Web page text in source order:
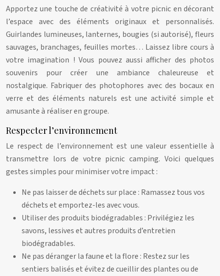
Apportez une touche de créativité à votre picnic en décorant
l’espace avec des éléments originaux et personnalisés.
Guirlandes lumineuses, lanternes, bougies (si autorisé), fleurs
sauvages, branchages, feuilles mortes… Laissez libre cours à
votre imagination ! Vous pouvez aussi afficher des photos
souvenirs pour créer une ambiance chaleureuse et
nostalgique. Fabriquer des photophores avec des bocaux en
verre et des éléments naturels est une activité simple et
amusante à réaliser en groupe.
Respecter l’environnement
Le respect de l’environnement est une valeur essentielle à
transmettre lors de votre picnic camping. Voici quelques
gestes simples pour minimiser votre impact :
Ne pas laisser de déchets sur place : Ramassez tous vos
déchets et emportez-les avec vous.
Utiliser des produits biodégradables : Privilégiez les
savons, lessives et autres produits d’entretien
biodégradables.
Ne pas déranger la faune et la flore : Restez sur les
sentiers balisés et évitez de cueillir des plantes ou de